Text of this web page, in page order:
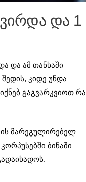
და 1
და ამ თანხაში
კიდე უნდა
გაგვარკვიოთ რა
მარეგულირებელ
ბინაში